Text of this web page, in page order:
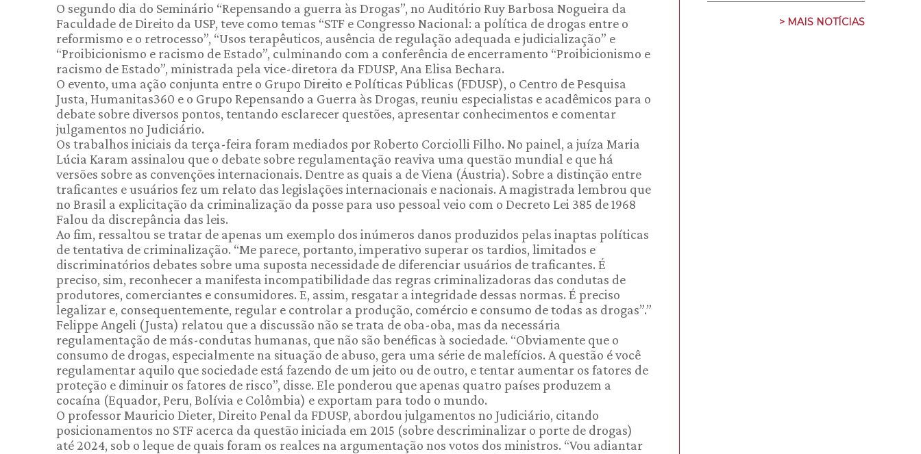
O segundo dia do Seminário “Repensando a guerra às Drogas”, no Auditório Ruy Barbosa Nogueira da
Faculdade de Direito da USP, teve como temas “STF e Congresso Nacional: a política de drogas entre o
reformismo e o retrocesso”, “Usos terapêuticos, ausência de regulação adequada e judicialização” e
“Proibicionismo e racismo de Estado”, culminando com a conferência de encerramento “Proibicionismo e
racismo de Estado”, ministrada pela vice-diretora da FDUSP, Ana Elisa Bechara.
O evento, uma ação conjunta entre o Grupo Direito e Políticas Públicas (FDUSP), o Centro de Pesquisa
Justa, Humanitas360 e o Grupo Repensando a Guerra às Drogas, reuniu especialistas e acadêmicos para o
debate sobre diversos pontos, tentando esclarecer questões, apresentar conhecimentos e comentar
julgamentos no Judiciário.
Os trabalhos iniciais da terça-feira foram mediados por Roberto Corciolli Filho. No painel, a juíza Maria
Lúcia Karam assinalou que o debate sobre regulamentação reaviva uma questão mundial e que há
versões sobre as convenções internacionais. Dentre as quais a de Viena (Áustria). Sobre a distinção entre
traficantes e usuários fez um relato das legislações internacionais e nacionais. A magistrada lembrou que
no Brasil a explicitação da criminalização da posse para uso pessoal veio com o Decreto Lei 385 de 1968
Falou da discrepância das leis.
Ao fim, ressaltou se tratar de apenas um exemplo dos inúmeros danos produzidos pelas inaptas políticas
de tentativa de criminalização. “Me parece, portanto, imperativo superar os tardios, limitados e
discriminatórios debates sobre uma suposta necessidade de diferenciar usuários de traficantes. É
preciso, sim, reconhecer a manifesta incompatibilidade das regras criminalizadoras das condutas de
produtores, comerciantes e consumidores. E, assim, resgatar a integridade dessas normas. É preciso
legalizar e, consequentemente, regular e controlar a produção, comércio e consumo de todas as drogas”.”
Felippe Angeli (Justa) relatou que a discussão não se trata de oba-oba, mas da necessária
regulamentação de más-condutas humanas, que não são benéficas à sociedade. “Obviamente que o
consumo de drogas, especialmente na situação de abuso, gera uma série de malefícios. A questão é você
regulamentar aquilo que sociedade está fazendo de um jeito ou de outro, e tentar aumentar os fatores de
proteção e diminuir os fatores de risco”, disse. Ele ponderou que apenas quatro países produzem a
cocaína (Equador, Peru, Bolívia e Colômbia) e exportam para todo o mundo.
O professor Mauricio Dieter, Direito Penal da FDUSP, abordou julgamentos no Judiciário, citando
posicionamentos no STF acerca da questão iniciada em 2015 (sobre descriminalizar o porte de drogas)
até 2024, sob o leque de quais foram os realces na argumentação nos votos dos ministros. “Vou adiantar
> MAIS NOTÍCIAS